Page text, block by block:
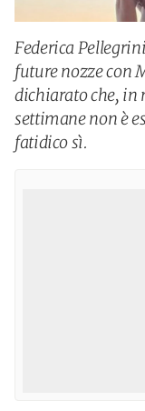
Federica
future nozze con
dichiarato che, in
settimane non è
fatidico sì.